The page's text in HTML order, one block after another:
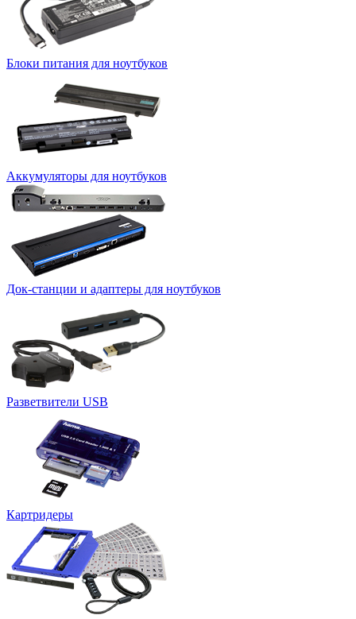
Блоки питания для ноутбуков
Аккумуляторы для ноутбуков
Док-станции и адаптеры для ноутбуков
Разветвители USB
Картридеры